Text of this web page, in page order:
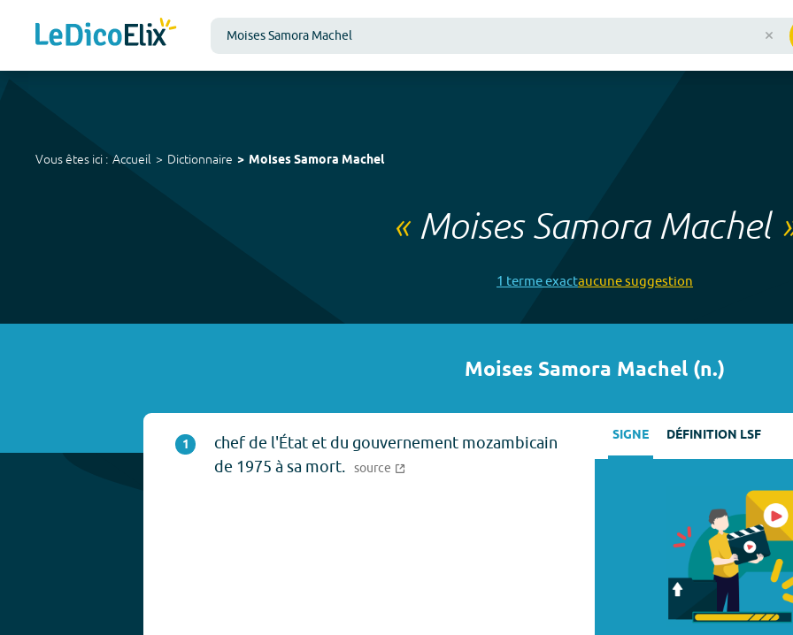
Vous êtes ici : Accueil Dictionnaire Moises Samora Machel
« Moises Samora Machel
1 termeexactaucunesuggestion
Moises Samora Machel (n.)
1
chef de l'État et du gouvernement mozambicain
de 1975 à sa mort. source
SIGNE DÉFINITION LSF